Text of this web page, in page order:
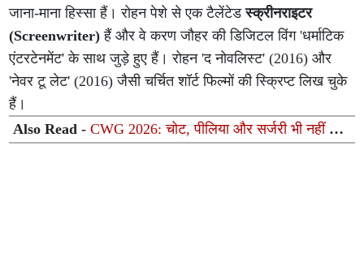
जाना-माना हिस्सा हैं। रोहन पेशे से एक टैलेंटेडस्क्रीनराइटर
(Screenwriter) हैं और वे करण जौहर की डिजिटल विंग 'धर्माटिक
एंटरटेनमेंट' के साथ जुड़े हुए हैं। रोहन 'द नोवलिस्ट' (2016) और
'नेवर टू लेट' (2016) जैसी चर्चित शॉर्ट फिल्मों की स्क्रिप्ट लिख चुके
हैं।
Also Read -CWG 2026: चोट, पीलिया और सर्जरी भी नहीं तोड़
सकी हौसला; 8 साल के कड़े संघर्ष के बाद राजा मुतुपंडि ने जीता